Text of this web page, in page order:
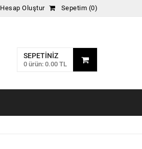
Hesap Oluştur Sepetim (0)
SEPETINIZ
0 ürün: 0.00 TL